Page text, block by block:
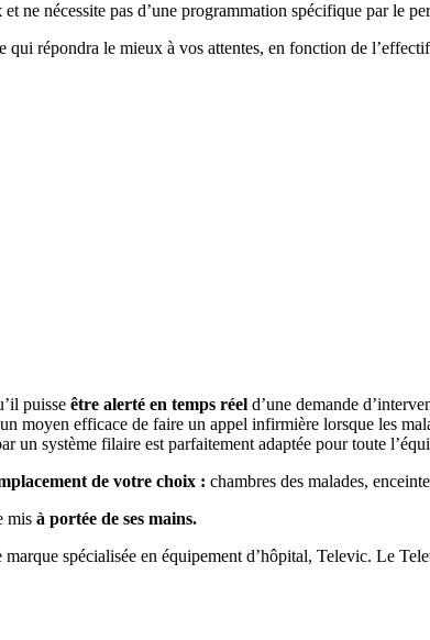
et ne nécessite pas d’une programmation spécifique par le
répondra le mieux à vos attentes, en fonction de
puisse être alerté en temps réel d’une demande
moyen efficace de faire un appel infirmière lorsque les
un système filaire est parfaitement adaptée pour toute
de votre choix : chambres des malades,
mis à portée de ses mains.
spécialisée en équipement d’hôpital, Televic. Le